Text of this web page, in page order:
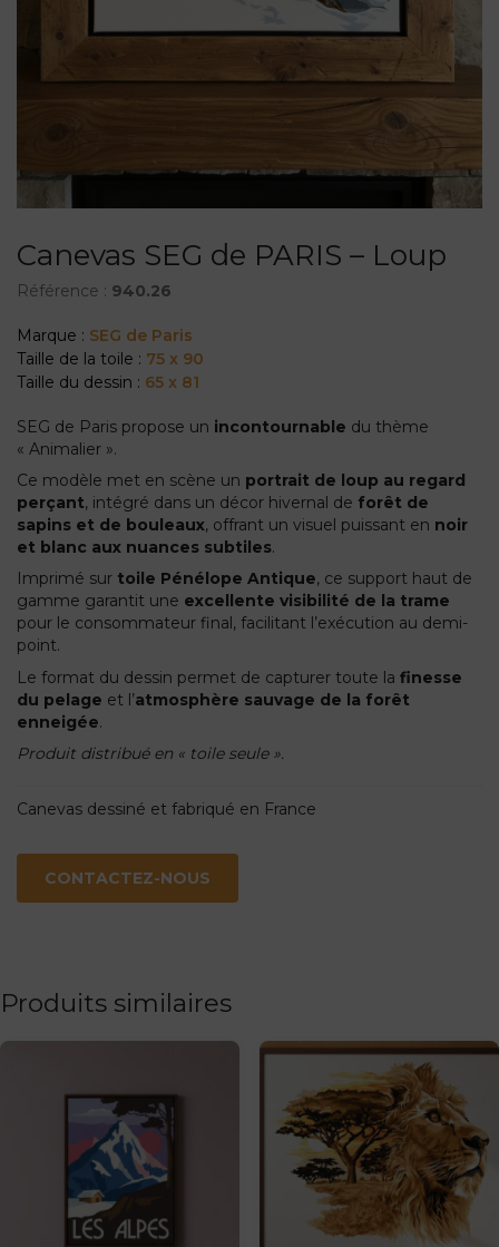
Canevas SEG de PARIS – Loup
Référence : 940.26
Marque : SEG de Paris
Taille de la toile : 75 x 90
Taille du dessin : 65 x 81
SEG de Paris propose un incontournable du thème
« Animalier ».
Ce modèle met en scène un portrait de loup au regard
perçant, intégré dans un décor hivernal de forêt de
sapins et de bouleaux, offrant un visuel puissant en noir
et blanc aux nuances subtiles.
Imprimé sur toile Pénélope Antique, ce support haut de
gamme garantit une excellente visibilité de la trame
pour le consommateur final, facilitant l’exécution au demi-
point.
Le format du dessin permet de capturer toute la finesse
du pelage et l’atmosphère sauvage de la forêt
enneigée.
Produit distribué en « toile seule ».
Canevas dessiné et fabriqué en France
CONTACTEZ-NOUS
Produits similaires